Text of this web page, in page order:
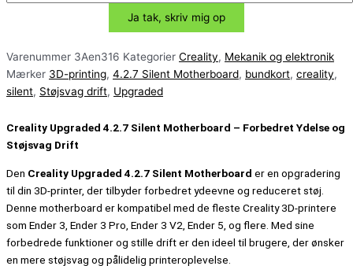
Varenummer 3Aen316 Kategorier Creality, Mekanik og elektronik
Mærker 3D-printing, 4.2.7 Silent Motherboard, bundkort, creality,
silent, Støjsvag drift, Upgraded
Creality Upgraded 4.2.7 Silent Motherboard – Forbedret Ydelse og
Støjsvag Drift
Den Creality Upgraded 4.2.7 Silent Motherboard er en opgradering
til din 3D-printer, der tilbyder forbedret ydeevne og reduceret støj.
Denne motherboard er kompatibel med de fleste Creality 3D-printere
som Ender 3, Ender 3 Pro, Ender 3 V2, Ender 5, og flere. Med sine
forbedrede funktioner og stille drift er den ideel til brugere, der ønsker
en mere støjsvag og pålidelig printeroplevelse.